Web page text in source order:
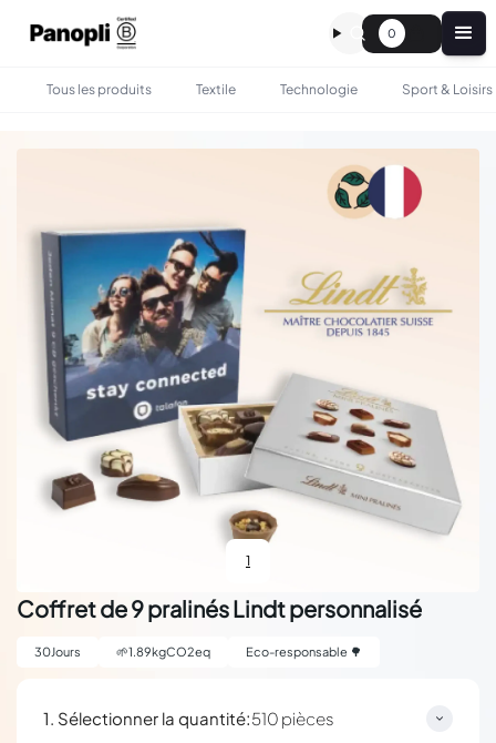
0
Tous les produits Textile Technologie Sport & Loisirs
1
Coffret de 9 pralinés Lindt personnalisé
30Jours 🌱1.89kgCO2eq Eco-responsable 🌳
1. Sélectionner la quantité:510 pièces